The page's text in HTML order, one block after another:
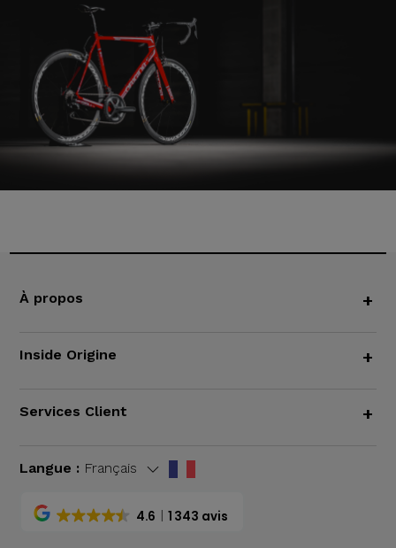
À propos +
Inside Origine +
Services Client +
Langue : Français
4.6 1 343 avis